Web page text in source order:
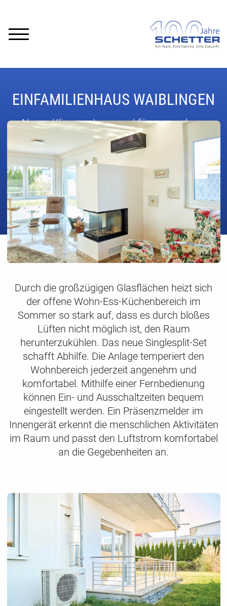
EINFAMILIENHAUS WAIBLINGEN
Neues Klimasystem sorgt für angenehme
Raumtemperaturen im Wohnbereich.
Durch die großzügigen Glasflächen heizt sich
der offene Wohn-Ess-Küchenbereich im
Sommer so stark auf, dass es durch bloßes
Lüften nicht möglich ist, den Raum
herunterzukühlen. Das neue Singlesplit-Set
schafft Abhilfe. Die Anlage temperiert den
Wohnbereich jederzeit angenehm und
komfortabel. Mithilfe einer Fernbedienung
können Ein- und Ausschaltzeiten bequem
eingestellt werden. Ein Präsenzmelder im
Innengerät erkennt die menschlichen Aktivitäten
im Raum und passt den Luftstrom komfortabel
an die Gegebenheiten an.